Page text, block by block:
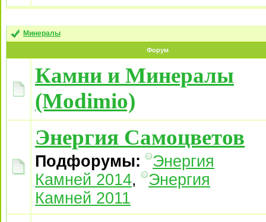
Минералы
Форум
Камни и Минералы
(Modimio)
Энергия Самоцветов
Подфорумы:
Энергия
Камней 2014,
Энергия
Камней 2011